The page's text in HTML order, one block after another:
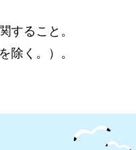
すること。
除く。）。